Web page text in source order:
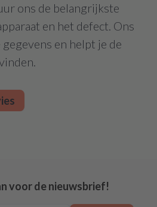
ons de belangrijkste
en het defect. Ons
en helpt je de
voor de nieuwsbrief!